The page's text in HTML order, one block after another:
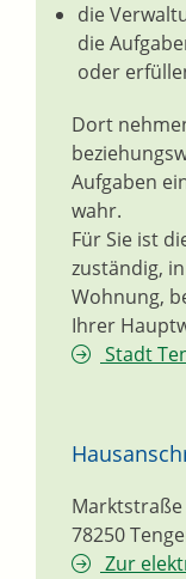
die
die
oder
Dort
Aufgaben
wahr.
Für Sie ist
zuständig,
Wohnung,
Ihrer
Stadt
Marktstraße
78250
Zur